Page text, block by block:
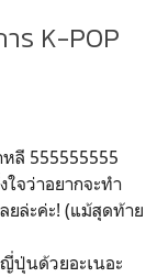
ร K-POP
หลี 555555555
จว่าอยากจะทำ
ยล่ะค่ะ! (แม้สุดท้าย
ปุ่นด้วยอะเนอะ